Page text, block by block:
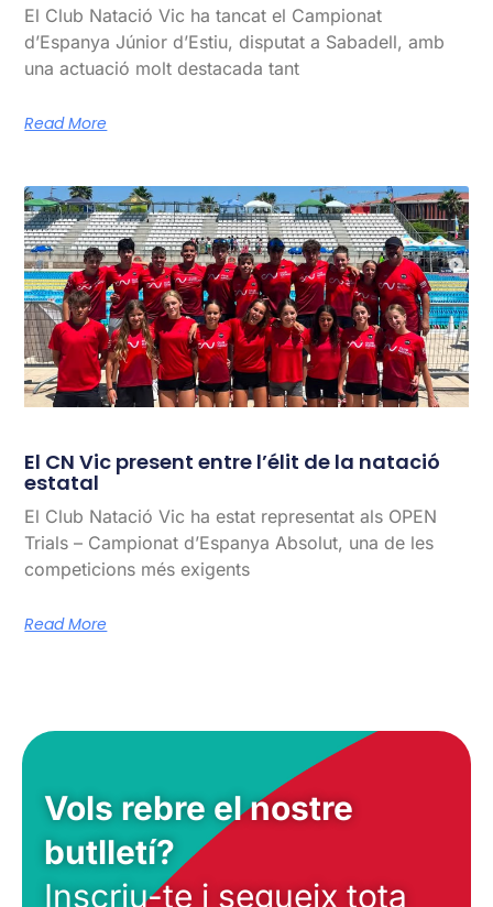
El Club Natació Vic ha tancat el Campionat
d’Espanya Júnior d’Estiu, disputat a Sabadell, amb
una actuació molt destacada tant
Read More
El CN Vic present entre l’élit de la natació
estatal
El Club Natació Vic ha estat representat als OPEN
Trials – Campionat d’Espanya Absolut, una de les
competicions més exigents
Read More
Vols rebre el nostre
butlletí?
Inscriu-te i segueix tota